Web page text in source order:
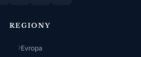
REGIONY
Evropa